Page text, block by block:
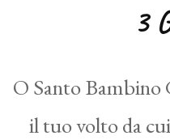
3
O Santo Bambino
il tuo volto da